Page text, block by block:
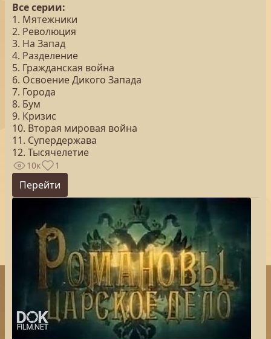
Все серии:
1. Мятежники
2. Революция
3. На Запад
4. Разделение
5. Гражданская война
6. Освоение Дикого Запада
7. Города
8. Бум
9. Кризис
10. Вторая мировая война
11. Супердержава
12. Тысячелетие
10к 1
Перейти